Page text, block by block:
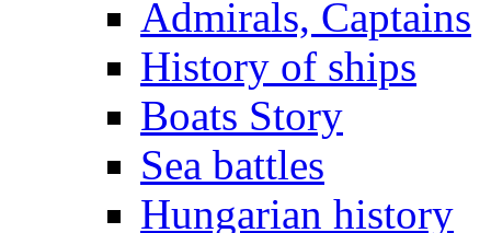
Admirals, Captains
History of ships
Boats Story
Sea battles
Hungarian history